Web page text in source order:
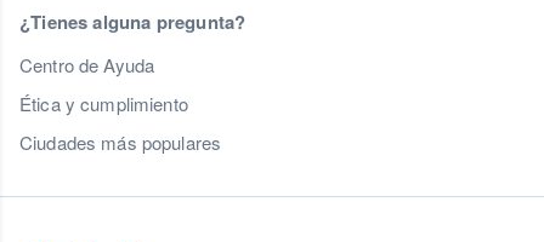
¿Tienes alguna pregunta?
Centro de Ayuda
Ética y cumplimiento
Ciudades más populares